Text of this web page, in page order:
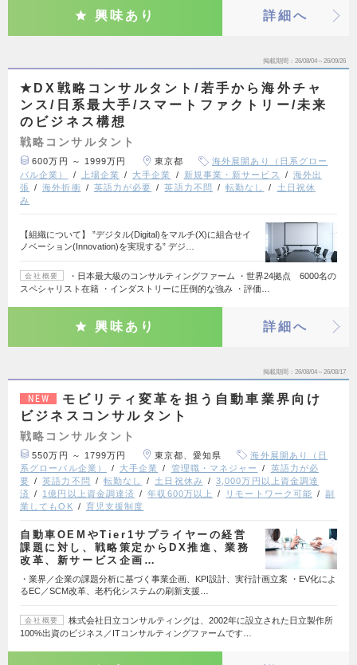
興味あり 詳細へ
掲載期間 26/08/04～26/09/26
★DX戦略コンサルタント/若手から海外チャ
ンス/日系最大手/スマートファクトリー/未来
のビジネス構想
戦略コンサルタント
600万円 ～ 1999万円 東京都
海外展開あり（日系グロー
バル企業）
上場企業 大手企業 新規事業・新サービス
海外出
張
海外折衝 英語力が必要 英語力不問 転勤なし
土日祝休
み
【組織について】 ”デジタル(Digital)をマルチ(X)に組合せイ
ノベーション(Innovation)を実現する” デジ…
会社概要
・日本最大級のコンサルティングファーム ・世界24拠点 6000名の
スペシャリスト在籍 ・インダストリーに圧倒的な強み ・評価…
興味あり 詳細へ
掲載期間 26/08/04～26/08/17
NEW
モビリティ変革を担う自動車業界向け
ビジネスコンサルタント
戦略コンサルタント
550万円 ～ 1799万円 東京都、愛知県
海外展開あり（日
系グローバル企業）
大手企業 管理職・マネジャー
英語力が必
要
英語力不問 転勤なし 土日祝休み
3,000万円以上資金調達
済
1億円以上資金調達済 年収600万以上 リモートワーク可能
副
業してもOK
育児支援制度
自動車OEMやTier1サプライヤーの経営
課題に対し、戦略策定からDX推進、業務
改革、新サービス企画…
・業界／企業の課題分析に基づく事業企画、KPI設計、実行計画立案 ・EV化によ
るEC／SCM改革、老朽化システムの刷新支援…
会社概要
株式会社日立コンサルティングは、2002年に設立された日立製作所
100%出資のビジネス／ITコンサルティングファームです…